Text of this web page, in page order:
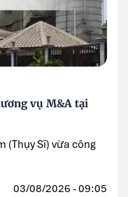
vụ M&A tại
(Thụy Sĩ) vừa công
03/08/2026 - 09:05